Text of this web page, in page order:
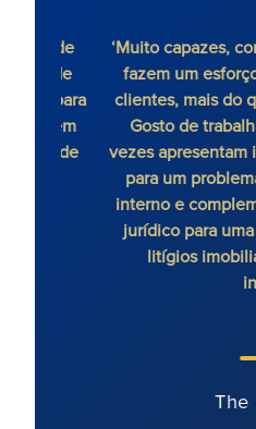
‘Muito capazes,
fazem um esforço
clientes, mais do que a
Gosto de trabalhar
vezes apresentam
para um problema.
interno e
jurídico para uma
litígios
The